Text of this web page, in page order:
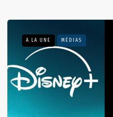
A LA UNE MÉDIAS